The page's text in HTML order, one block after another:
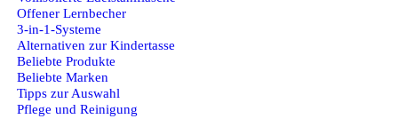
Offener Lernbecher
3‑in‑1-Systeme
Alternativen zur Kindertasse
Beliebte Produkte
Beliebte Marken
Tipps zur Auswahl
Pflege und Reinigung